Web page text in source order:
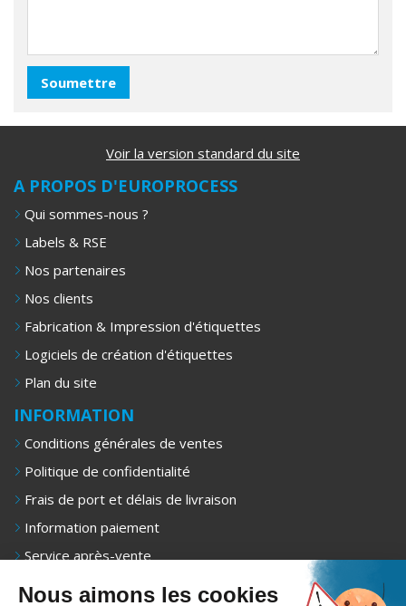
Voir la version standard du site
A PROPOS D'EUROPROCESS
Qui sommes-nous ?
Labels & RSE
Nos partenaires
Nos clients
Fabrication & Impression d'étiquettes
Logiciels de création d'étiquettes
Plan du site
INFORMATION
Conditions générales de ventes
Politique de confidentialité
Frais de port et délais de livraison
Information paiement
Service après-vente
Mentions légales
Nous aimons les cookies